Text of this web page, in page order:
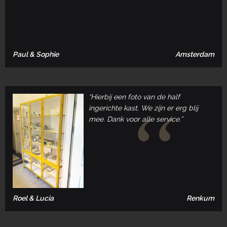
Paul & Sophie Amsterdam
“Hierbij een foto van de half
ingerichte kast. We zijn er erg blij
mee. Dank voor alle service.”
Roel & Lucia Renkum